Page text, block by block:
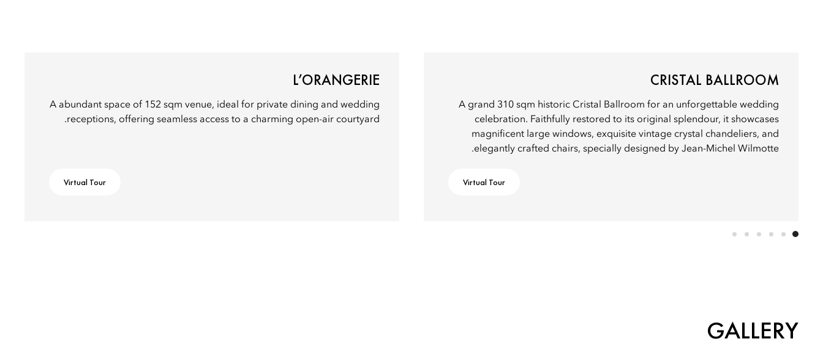
CRISTAL BALLROOM
A grand 310 sqm historic Cristal Ballroom for an unforgettable wedding
celebration. Faithfully restored to its original splendour, it showcases
magnificent large windows, exquisite vintage crystal chandeliers, and
elegantly crafted chairs, specially designed by Jean-Michel Wilmotte.
Virtual Tour
L’ORANGERIE
A abundant space of 152 sqm venue, ideal for private dining and wedding
receptions, offering seamless access to a charming open-air courtyard.
Virtual Tour
GALLERY